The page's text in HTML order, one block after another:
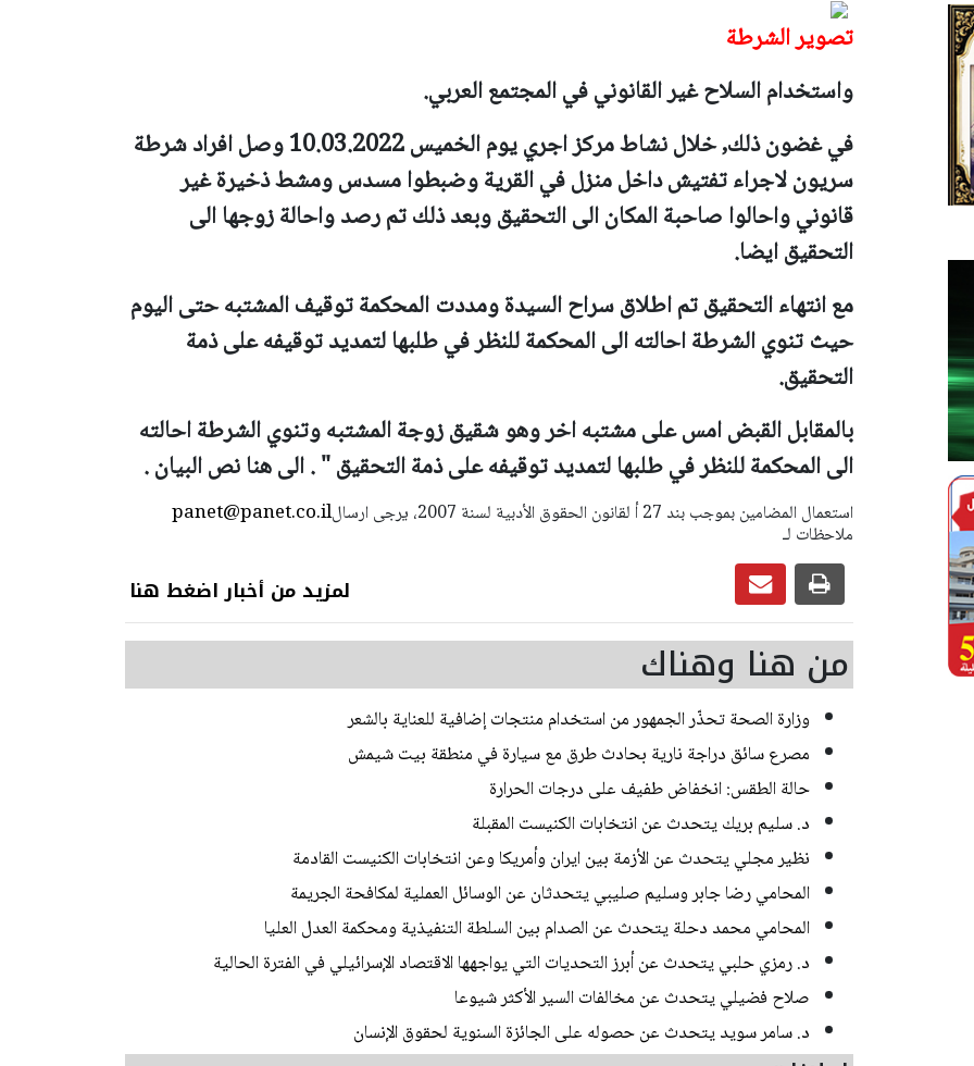
تصوير الشرطة
واستخدام السلاح غير القانوني في المجتمع العربي.
في غضون ذلك, خلال نشاط مركز اجري يوم الخميس 10.03.2022 وصل افراد شرطة
سريون لاجراء تفتيش داخل منزل في القرية وضبطوا مسدس ومشط ذخيرة غير
قانوني واحالوا صاحبة المكان الى التحقيق وبعد ذلك تم رصد واحالة زوجها الى
التحقيق ايضا.
مع انتهاء التحقيق تم اطلاق سراح السيدة ومددت المحكمة توقيف المشتبه حتى اليوم
حيث تنوي الشرطة احالته الى المحكمة للنظر في طلبها لتمديد توقيفه على ذمة
التحقيق.
بالمقابل القبض امس على مشتبه اخر وهو شقيق زوجة المشتبه وتنوي الشرطة احالته
الى المحكمة للنظر في طلبها لتمديد توقيفه على ذمة التحقيق " . الى هنا نص البيان .
panet@panet.co.ilاستعمال المضامين بموجب بند 27 أ لقانون الحقوق الأدبية لسنة 2007، يرجى ارسال
ملاحظات لـ
لمزيد من أخبار اضغط هنا
من هنا وهناك
وزارة الصحة تحذّر الجمهور من استخدام منتجات إضافية للعناية بالشعر
مصرع سائق دراجة نارية بحادث طرق مع سيارة في منطقة بيت شيمش
حالة الطقس: انخفاض طفيف على درجات الحرارة
د. سليم بريك يتحدث عن انتخابات الكنيست المقبلة
نظير مجلي يتحدث عن الأزمة بين ايران وأمريكا وعن انتخابات الكنيست القادمة
المحامي رضا جابر وسليم صليبي يتحدثان عن الوسائل العملية لمكافحة الجريمة
المحامي محمد دحلة يتحدث عن الصدام بين السلطة التنفيذية ومحكمة العدل العليا
د. رمزي حلبي يتحدث عن أبرز التحديات التي يواجهها الاقتصاد الإسرائيلي في الفترة الحالية
صلاح فضيلي يتحدث عن مخالفات السير الأكثر شيوعا
د. سامر سويد يتحدث عن حصوله على الجائزة السنوية لحقوق الإنسان